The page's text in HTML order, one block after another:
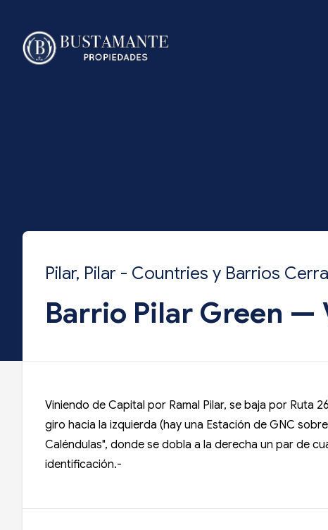
Pilar, Pilar - Countries y Barrios
Barrio Pilar Green —
Viniendo de Capital por Ramal Pilar, se baja por Ruta
giro hacia la izquierda (hay una Estación de GNC
Caléndulas", donde se dobla a la derecha un par de
identificación.-